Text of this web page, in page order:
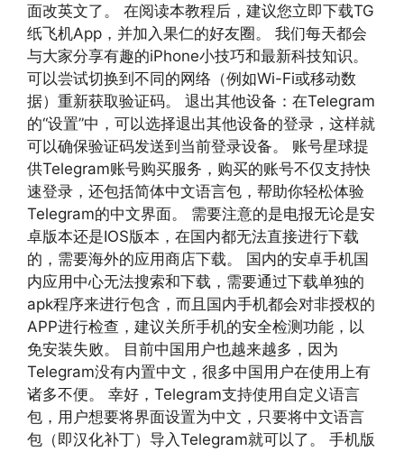
面改英文了。 在阅读本教程后，建议您立即下载TG
纸飞机App，并加入果仁的好友圈。 我们每天都会
与大家分享有趣的iPhone小技巧和最新科技知识。
可以尝试切换到不同的网络（例如Wi-Fi或移动数
据）重新获取验证码。 退出其他设备：在Telegram
的“设置”中，可以选择退出其他设备的登录，这样就
可以确保验证码发送到当前登录设备。 账号星球提
供Telegram账号购买服务，购买的账号不仅支持快
速登录，还包括简体中文语言包，帮助你轻松体验
Telegram的中文界面。 需要注意的是电报无论是安
卓版本还是IOS版本，在国内都无法直接进行下载
的，需要海外的应用商店下载。 国内的安卓手机国
内应用中心无法搜索和下载，需要通过下载单独的
apk程序来进行包含，而且国内手机都会对非授权的
APP进行检查，建议关所手机的安全检测功能，以
免安装失败。 目前中国用户也越来越多，因为
Telegram没有内置中文，很多中国用户在使用上有
诸多不便。 幸好，Telegram支持使用自定义语言
包，用户想要将界面设置为中文，只要将中文语言
包（即汉化补丁）导入Telegram就可以了。 手机版